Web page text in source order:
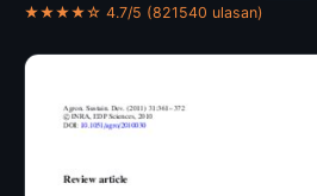
★★★★☆ 4.7/5 (821540 ulasan)